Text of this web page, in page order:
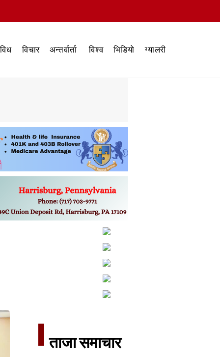
विचार अन्तर्वार्ता विश्व भिडियो ग्यालरी
ताजा समाचार​